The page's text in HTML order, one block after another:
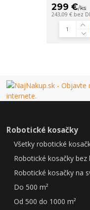
299 €/ks
243,09 € bez
Robotické kosačky
Všetky robotické
Robotické kosačky bez
Robotické kosačky na
Do 500 m²
Od 500 do 1000 m²